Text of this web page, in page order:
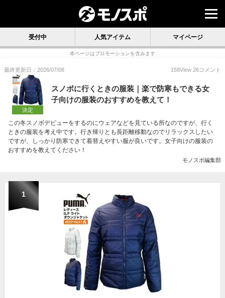
受付中 人気アイテム マイページ
本ページはプロモーションを含みます
最終更新日：2026/07/08 158View 26コメント
決定
スノボに行くときの服装｜楽で防寒もできる女
子向けの服装のおすすめを教えて！
この冬スノボデビューをするのにウェアなどを見ている所なのですが、行く
ときの服装を考え中です。行き帰りとも長距離移動なのでリラックスしたい
ですが、しっかり防寒できて着替えやすい服が良いです。女子向けの服装の
おすすめを教えてください！
モノスポ編集部
1